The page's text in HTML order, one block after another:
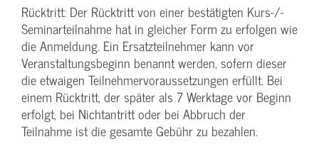
Rücktritt: Der Rücktritt von einer bestätigten Kurs-/­
Seminarteilnahme hat in gleicher Form zu erfolgen wie
die Anmeldung. Ein Ersatzteilnehmer kann vor
Veranstaltungs­beginn benannt werden, sofern dieser
die etwaigen Teilnehmer­voraussetzungen erfüllt. Bei
einem Rücktritt, der später als 7 Werktage vor Beginn
erfolgt, bei Nichtantritt oder bei Abbruch der
Teilnahme ist die gesamte Gebühr zu bezahlen.